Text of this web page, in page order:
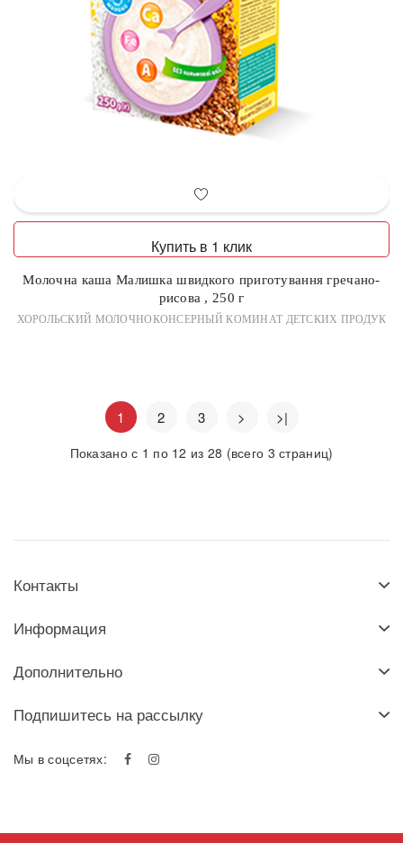
Купить в 1 клик
Молочна каша Малишка швидкого приготування гречано-
рисова , 250 г
ХОРОЛЬСКИЙ МОЛОЧНОКОНСЕРНЫЙ КОМИНАТ ДЕТСКИХ ПРОДУК
1 2 3 > >|
Показано с 1 по 12 из 28 (всего 3 страниц)
Контакты
Информация
Дополнительно
Подпишитесь на рассылку
Мы в соцсетях: